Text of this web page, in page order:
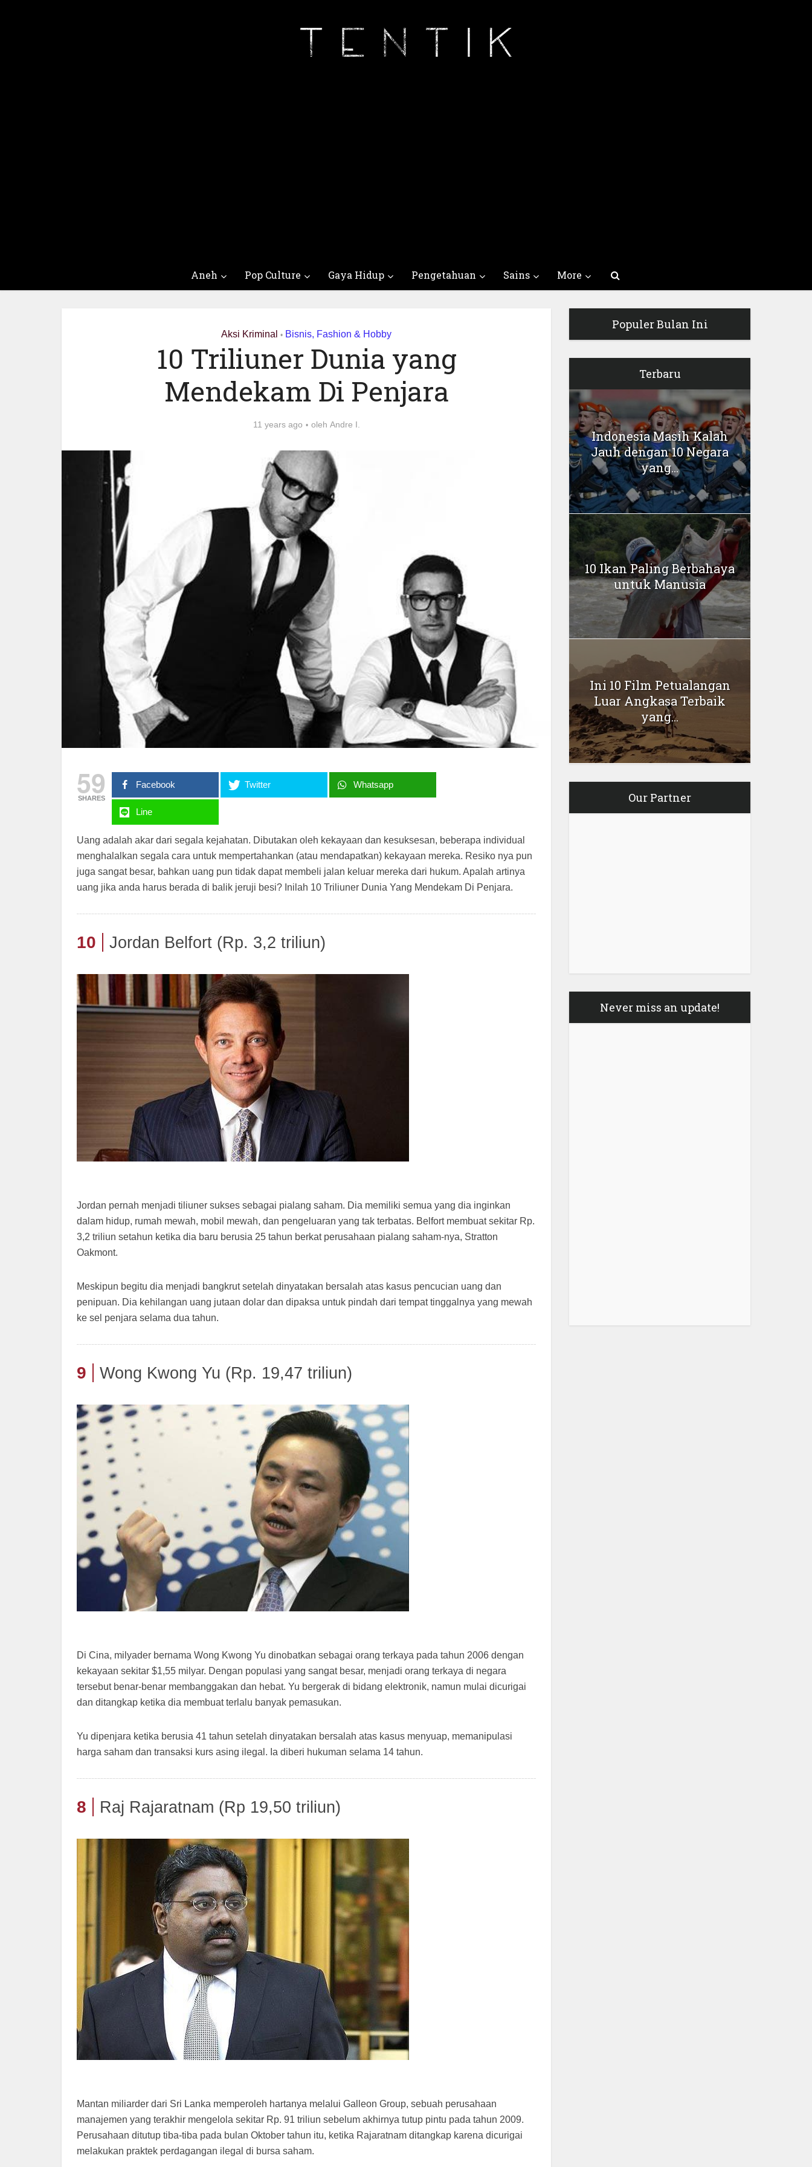
Aneh Pop Culture Gaya Hidup Pengetahuan Sains More
Aksi Kriminal • Bisnis, Fashion & Hobby
10 Triliuner Dunia yang
Mendekam Di Penjara
11 years ago oleh Andre I.
59
SHARES
Facebook Twitter Whatsapp
Line
Uang adalah akar dari segala kejahatan. Dibutakan oleh kekayaan dan kesuksesan, beberapa individual
menghalalkan segala cara untuk mempertahankan (atau mendapatkan) kekayaan mereka. Resiko nya pun
juga sangat besar, bahkan uang pun tidak dapat membeli jalan keluar mereka dari hukum. Apalah artinya
uang jika anda harus berada di balik jeruji besi? Inilah 10 Triliuner Dunia Yang Mendekam Di Penjara.
10 Jordan Belfort (Rp. 3,2 triliun)
Jordan pernah menjadi tiliuner sukses sebagai pialang saham. Dia memiliki semua yang dia inginkan
dalam hidup, rumah mewah, mobil mewah, dan pengeluaran yang tak terbatas. Belfort membuat sekitar Rp.
3,2 triliun setahun ketika dia baru berusia 25 tahun berkat perusahaan pialang saham-nya, Stratton
Oakmont.
Meskipun begitu dia menjadi bangkrut setelah dinyatakan bersalah atas kasus pencucian uang dan
penipuan. Dia kehilangan uang jutaan dolar dan dipaksa untuk pindah dari tempat tinggalnya yang mewah
ke sel penjara selama dua tahun.
9 Wong Kwong Yu (Rp. 19,47 triliun)
Di Cina, milyader bernama Wong Kwong Yu dinobatkan sebagai orang terkaya pada tahun 2006 dengan
kekayaan sekitar $1,55 milyar. Dengan populasi yang sangat besar, menjadi orang terkaya di negara
tersebut benar-benar membanggakan dan hebat. Yu bergerak di bidang elektronik, namun mulai dicurigai
dan ditangkap ketika dia membuat terlalu banyak pemasukan.
Yu dipenjara ketika berusia 41 tahun setelah dinyatakan bersalah atas kasus menyuap, memanipulasi
harga saham dan transaksi kurs asing ilegal. Ia diberi hukuman selama 14 tahun.
8 Raj Rajaratnam (Rp 19,50 triliun)
Mantan miliarder dari Sri Lanka memperoleh hartanya melalui Galleon Group, sebuah perusahaan
manajemen yang terakhir mengelola sekitar Rp. 91 triliun sebelum akhirnya tutup pintu pada tahun 2009.
Perusahaan ditutup tiba-tiba pada bulan Oktober tahun itu, ketika Rajaratnam ditangkap karena dicurigai
melakukan praktek perdagangan ilegal di bursa saham.
Populer Bulan Ini
Terbaru
Indonesia Masih Kalah
Jauh dengan 10 Negara
yang...
10 Ikan Paling Berbahaya
untuk Manusia
Ini 10 Film Petualangan
Luar Angkasa Terbaik
yang...
Our Partner
Never miss an update!